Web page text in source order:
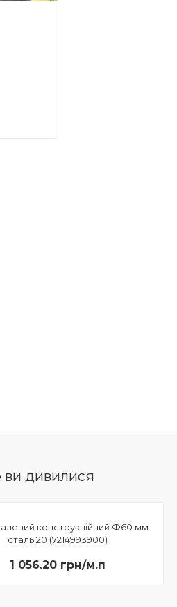
ви дивилися
конструкційний Ф60 мм
сталь 20 (7214993900)
1 056.20 грн/м.п